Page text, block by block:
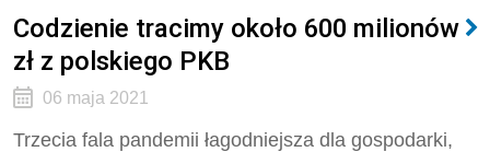
Codzienie tracimy około 600 milionów
zł z polskiego PKB
06 maja 2021
Trzecia fala pandemii łagodniejsza dla gospodarki,